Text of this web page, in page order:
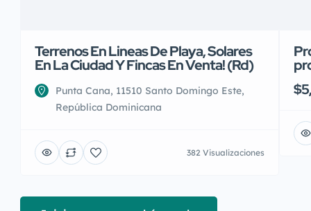
Terrenos En Lineas De Playa, Solares
En La Ciudad Y Fincas En Venta! (Rd)
Punta Cana, 11510 Santo Domingo Este,
República Dominicana
382 Visualizaciones